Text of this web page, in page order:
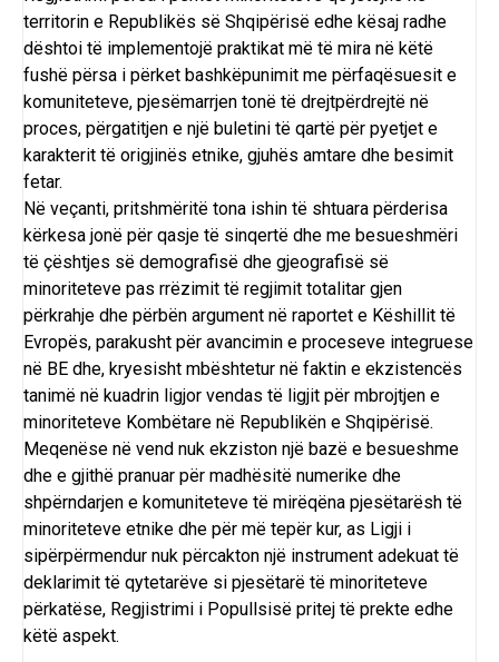
territorin e Republikës së Shqipërisë edhe kësaj radhe
dështoi të implementojë praktikat më të mira në këtë
fushë përsa i përket bashkëpunimit me përfaqësuesit e
komuniteteve, pjesëmarrjen tonë të drejtpërdrejtë në
proces, përgatitjen e një buletini të qartë për pyetjet e
karakterit të origjinës etnike, gjuhës amtare dhe besimit
fetar.
Në veçanti, pritshmëritë tona ishin të shtuara përderisa
kërkesa jonë për qasje të sinqertë dhe me besueshmëri
të çështjes së demografisë dhe gjeografisë së
minoriteteve pas rrëzimit të regjimit totalitar gjen
përkrahje dhe përbën argument në raportet e Këshillit të
Evropës, parakusht për avancimin e proceseve integruese
në BE dhe, kryesisht mbështetur në faktin e ekzistencës
tanimë në kuadrin ligjor vendas të ligjit për mbrojtjen e
minoriteteve Kombëtare në Republikën e Shqipërisë.
Meqenëse në vend nuk ekziston një bazë e besueshme
dhe e gjithë pranuar për madhësitë numerike dhe
shpërndarjen e komuniteteve të mirëqëna pjesëtarësh të
minoriteteve etnike dhe për më tepër kur, as Ligji i
sipërpërmendur nuk përcakton një instrument adekuat të
deklarimit të qytetarëve si pjesëtarë të minoriteteve
përkatëse, Regjistrimi i Popullsisë pritej të prekte edhe
këtë aspekt.